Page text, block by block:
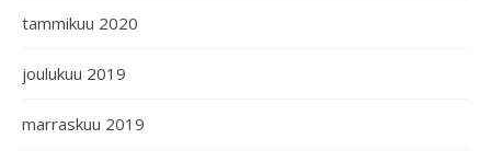
tammikuu 2020
joulukuu 2019
marraskuu 2019